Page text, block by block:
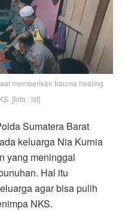
memberikan trauma healing
[foto : ist]
Sumatera Barat
keluarga Nia Kurnia
yang meninggal
Hal itu
agar bisa pulih
NKS.